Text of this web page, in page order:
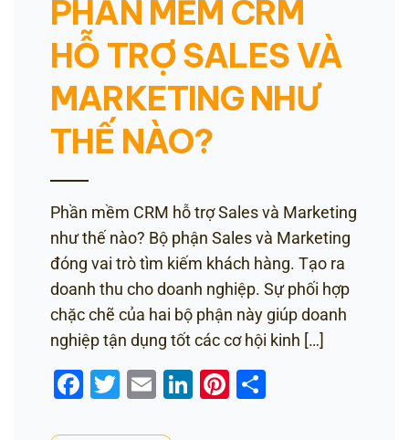
PHẦN MỀM CRM
HỖ TRỢ SALES VÀ
MARKETING NHƯ
THẾ NÀO?
Phần mềm CRM hỗ trợ Sales và Marketing
như thế nào? Bộ phận Sales và Marketing
đóng vai trò tìm kiếm khách hàng. Tạo ra
doanh thu cho doanh nghiệp. Sự phối hợp
chặc chẽ của hai bộ phận này giúp doanh
nghiệp tận dụng tốt các cơ hội kinh […]
Facebook
Twitter
EmailLinkedIn
Pinterest